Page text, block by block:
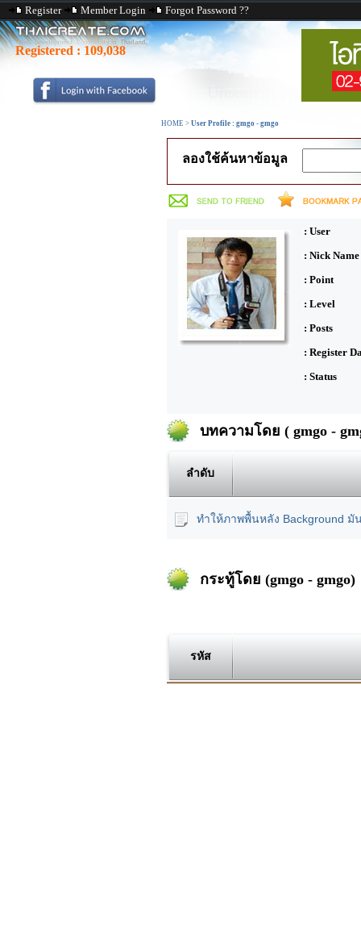
Register Member Login Forgot Password ??
Registered : 109,038
HOME > User Profile : gmgo - gmgo
ลองใช้ค้นหาข้อมูล
: User
: Nick Name
: Point
: Level
: Posts
: Register
: Status
บทความโดย ( gmgo -
ลำดับ
ทำให้ภาพพื้นหลัง Background
กระทู้โดย (gmgo - gmgo)
รหัส